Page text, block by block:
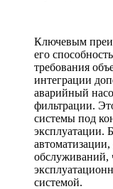
Ключевым
его
требования
интеграции
аварийный
фильтрации.
системы под
эксплуатации.
обслуживаний,
системой.